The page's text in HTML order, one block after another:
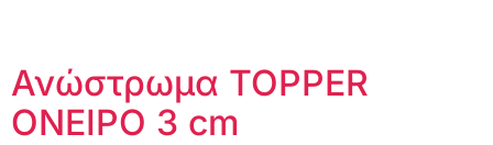
Ανώστρωμα TOPPER
ΟΝΕΙΡΟ 3 cm